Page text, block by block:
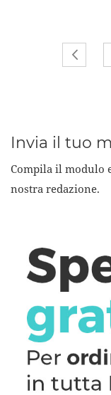
Pagina
Invia il tuo
Compila il modulo
nostra redazione.